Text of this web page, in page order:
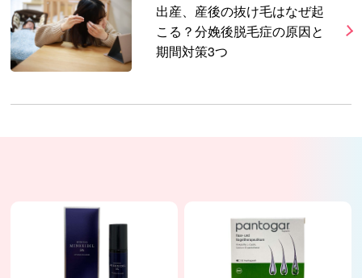
出産、産後の抜け毛はなぜ起
こる？分娩後脱毛症の原因と
期間対策3つ